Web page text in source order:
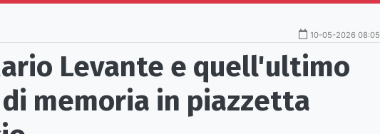
10-05-2026 08:05
Levante e quell'ultimo
memoria in piazzetta